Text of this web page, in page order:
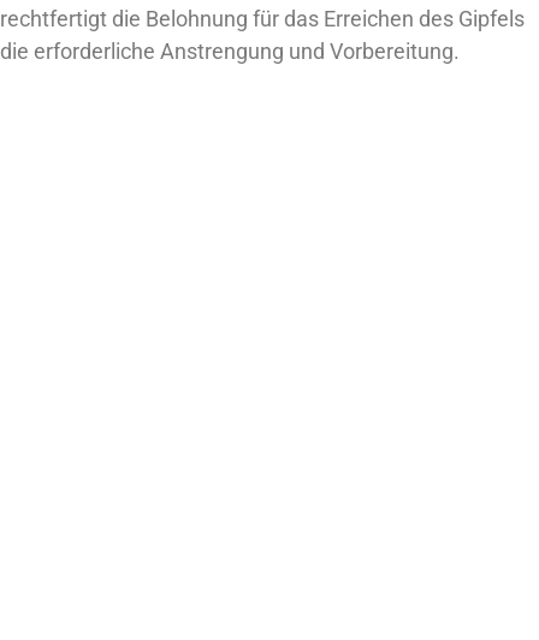
rechtfertigt die Belohnung für das Erreichen des Gipfels
die erforderliche Anstrengung und Vorbereitung.